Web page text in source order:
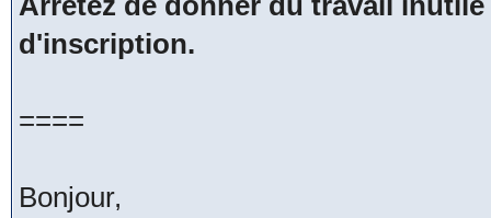
d'inscription.
====
Bonjour,